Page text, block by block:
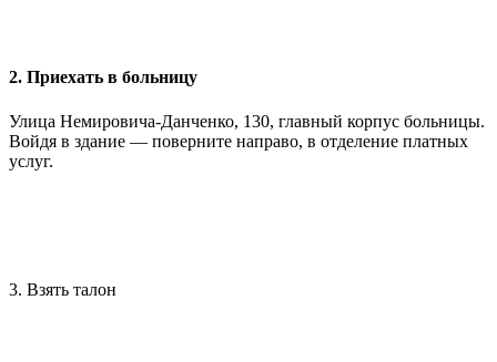
2. Приехать в больницу
Улица Немировича-Данченко, 130, главный корпус больницы.
Войдя в здание — поверните направо, в отделение платных
услуг.
3. Взять талон